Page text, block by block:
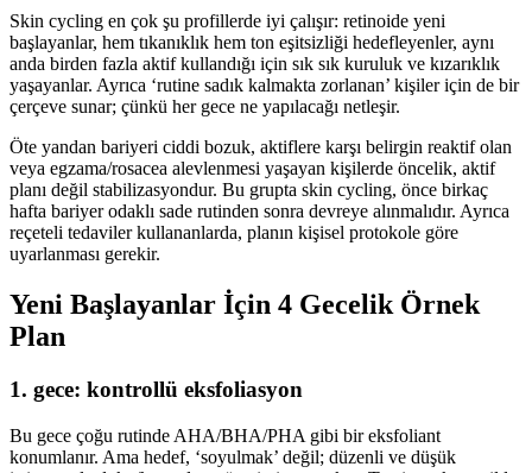
Skin cycling en çok şu profillerde iyi çalışır: retinoide yeni
başlayanlar, hem tıkanıklık hem ton eşitsizliği hedefleyenler, aynı
anda birden fazla aktif kullandığı için sık sık kuruluk ve kızarıklık
yaşayanlar. Ayrıca ‘rutine sadık kalmakta zorlanan’ kişiler için de bir
çerçeve sunar; çünkü her gece ne yapılacağı netleşir.
Öte yandan bariyeri ciddi bozuk, aktiflere karşı belirgin reaktif olan
veya egzama/rosacea alevlenmesi yaşayan kişilerde öncelik, aktif
planı değil stabilizasyondur. Bu grupta skin cycling, önce birkaç
hafta bariyer odaklı sade rutinden sonra devreye alınmalıdır. Ayrıca
reçeteli tedaviler kullananlarda, planın kişisel protokole göre
uyarlanması gerekir.
Yeni Başlayanlar İçin 4 Gecelik Örnek
Plan
1. gece: kontrollü eksfoliasyon
Bu gece çoğu rutinde AHA/BHA/PHA gibi bir eksfoliant
konumlanır. Ama hedef, ‘soyulmak’ değil; düzenli ve düşük